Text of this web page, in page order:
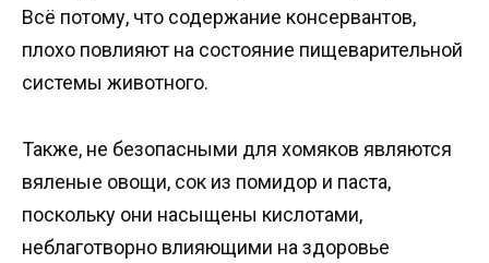
Всё потому, что содержание консервантов,
плохо повлияют на состояние пищеварительной
системы животного.
Также, не безопасными для хомяков являются
вяленые овощи, сок из помидор и паста,
поскольку они насыщены кислотами,
неблаготворно влияющими на здоровье